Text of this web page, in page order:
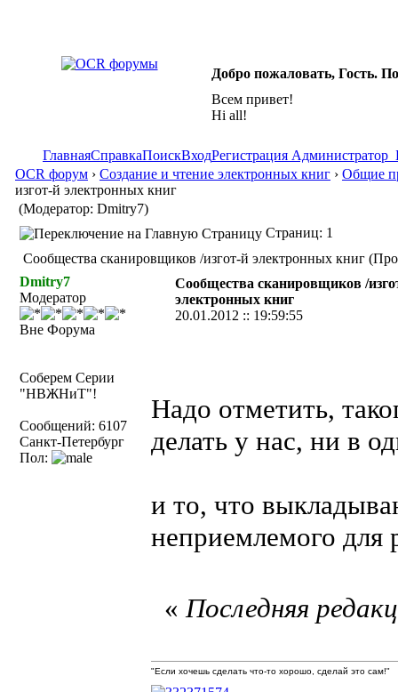
Добро пожаловать, Гость.
Всем привет!
Hi all!
ГлавнаяСправкаПоискВходРегистрация Администратор
OCR форум › Создание и чтение электронных книг › Общие
изгот-й электронных книг
(Модератор: Dmitry7)
Страниц: 1
Сообщества сканировщиков /изгот-й электронных книг
Dmitry7
Модератор
Вне Форума
Соберем Серии
"НВЖНиТ"!
Сообщений: 6107
Санкт-Петербург
Пол:
Сообщества сканировщиков /
электронных книг
20.01.2012 :: 19:59:55
Надо отметить,
делать у нас, ни в
и то, что
неприемлемого для
«Последняя
"Если хочешь сделать что-то хорошо, сделай это сам!"